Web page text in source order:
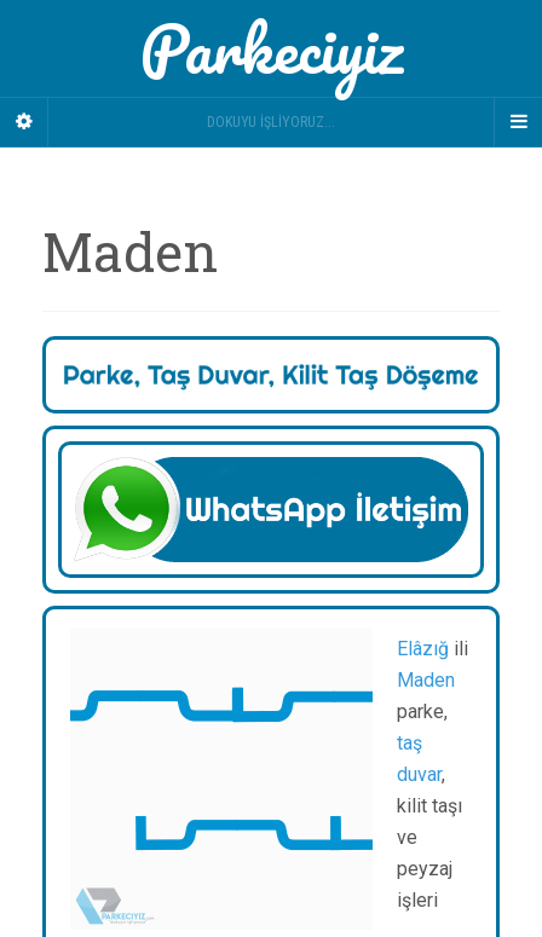
Parkeciyiz
DOKUYU İŞLIYORUZ...
Maden
Elâzığ ili
Maden
parke,
taş
duvar,
kilit taşı
ve
peyzaj
işleri